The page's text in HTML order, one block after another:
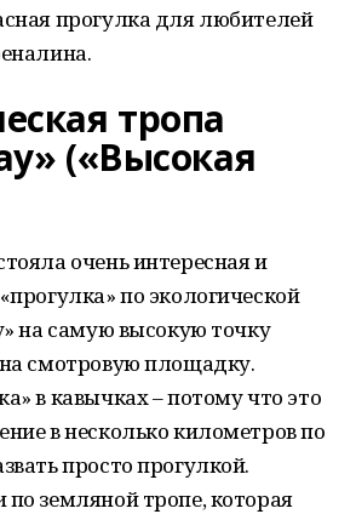
прогулка для любителей
тропа
(«Высокая
очень интересная и
по экологической
на самую высокую точку
смотровую площадку.
в кавычках – потому что это
в несколько километров по
просто прогулкой.
земляной тропе, которая